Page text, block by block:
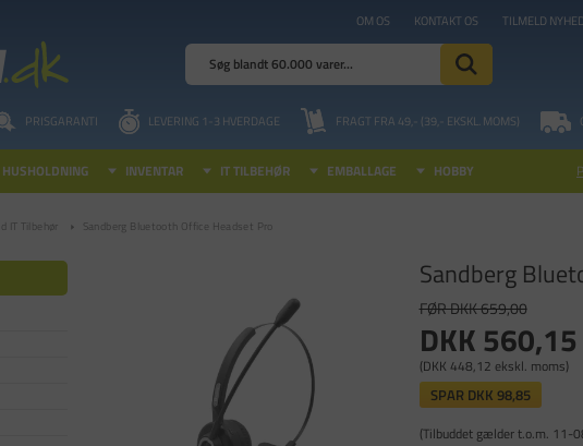
OM OS KONTAKT OS TILMELD
PRISGARANTI LEVERING 1-3 HVERDAGE FRAGT FRA 49,- (39,- EKSKL. MOMS)
HUSHOLDNING INVENTAR IT TILBEHØR EMBALLAGE HOBBY
IT Tilbehør Sandberg Bluetooth Office Headset Pro
Sandberg
FØR DKK 659,00
DKK 560,15
(DKK 448,12 ekskl. moms)
SPAR DKK 98,85
(Tilbuddet gælder t.o.m. 11-